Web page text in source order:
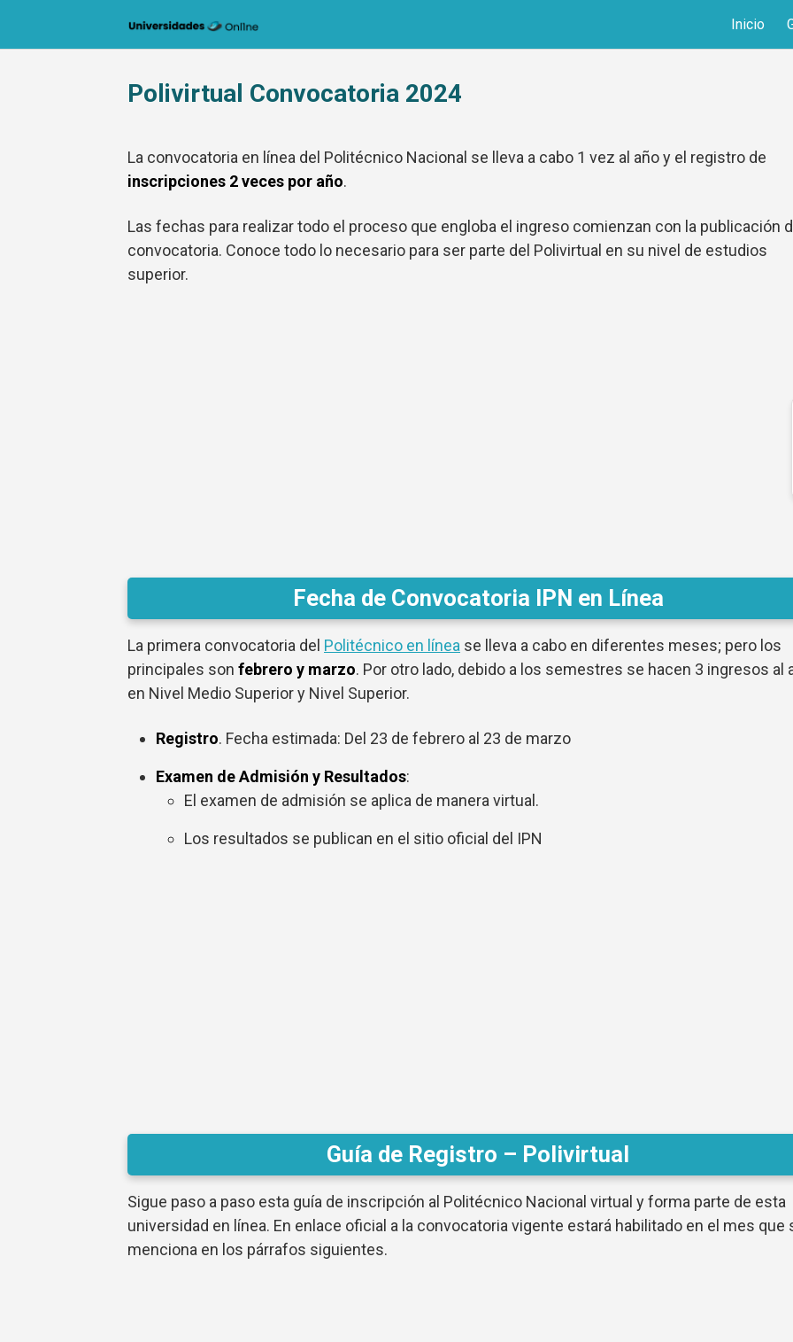
contenido
Inicio
Polivirtual Convocatoria 2024
La convocatoria en línea del Politécnico Nacional se lleva a cabo 1 vez al año y el registro de
inscripciones 2 veces por año.
Las fechas para realizar todo el proceso que engloba el ingreso comienzan con la publicación
convocatoria. Conoce todo lo necesario para ser parte del Polivirtual en su nivel de estudios
superior.
Fecha de Convocatoria IPN en Línea
La primera convocatoria del Politécnico en línea se lleva a cabo en diferentes meses; pero los
principales son febrero y marzo. Por otro lado, debido a los semestres se hacen 3 ingresos al
en Nivel Medio Superior y Nivel Superior.
Registro. Fecha estimada: Del 23 de febrero al 23 de marzo
Examen de Admisión y Resultados:
El examen de admisión se aplica de manera virtual.
Los resultados se publican en el sitio oficial del IPN
Guía de Registro – Polivirtual
Sigue paso a paso esta guía de inscripción al Politécnico Nacional virtual y forma parte de esta
universidad en línea. En enlace oficial a la convocatoria vigente estará habilitado en el mes que
menciona en los párrafos siguientes.